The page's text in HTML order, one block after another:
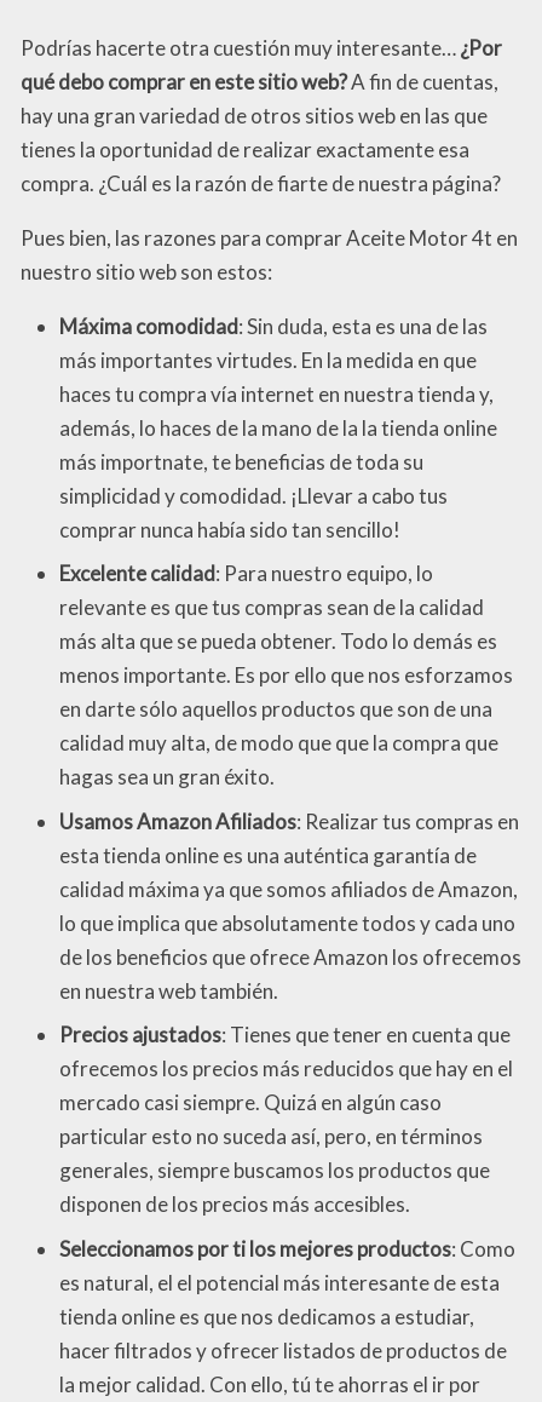
Podrías hacerte otra cuestión muy interesante…¿Por
qué debo comprar en este sitio web?A fin de cuentas,
hay una gran variedad de otros sitios web en las que
tienes la oportunidad de realizar exactamente esa
compra. ¿Cuál es la razón de fiarte de nuestra página?
Pues bien, las razones para comprar Aceite Motor 4t en
nuestro sitio web son estos:
Máxima comodidad: Sin duda, esta es una de las
más importantes virtudes. En la medida en que
haces tu compra vía internet en nuestra tienda y,
además, lo haces de la mano de la la tienda online
más importnate, te beneficias de toda su
simplicidad y comodidad. ¡Llevar a cabo tus
comprar nunca había sido tan sencillo!
Excelente calidad: Para nuestro equipo, lo
relevante es que tus compras sean de la calidad
más alta que se pueda obtener. Todo lo demás es
menos importante. Es por ello que nos esforzamos
en darte sólo aquellos productos que son de una
calidad muy alta, de modo que que la compra que
hagas sea un gran éxito.
Usamos Amazon Afiliados: Realizar tus compras en
esta tienda online es una auténtica garantía de
calidad máxima ya que somos afiliados de Amazon,
lo que implica que absolutamente todos y cada uno
de los beneficios que ofrece Amazon los ofrecemos
en nuestra web también.
Precios ajustados: Tienes que tener en cuenta que
ofrecemos los precios más reducidos que hay en el
mercado casi siempre. Quizá en algún caso
particular esto no suceda así, pero, en términos
generales, siempre buscamos los productos que
disponen de los precios más accesibles.
Seleccionamos por ti los mejores productos: Como
es natural, el el potencial más interesante de esta
tienda online es que nos dedicamos a estudiar,
hacer filtrados y ofrecer listados de productos de
la mejor calidad. Con ello, tú te ahorras el ir por